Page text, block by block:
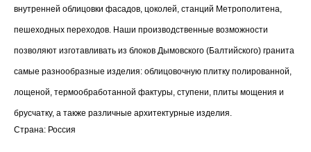
внутренней облицовки фасадов, цоколей, станций Метрополитена,
пешеходных переходов. Наши производственные возможности
позволяют изготавливать из блоков Дымовского (Балтийского) гранита
самые разнообразные изделия: облицовочную плитку полированной,
лощеной, термообработанной фактуры, ступени, плиты мощения и
брусчатку, а также различные архитектурные изделия.
Страна: Россия